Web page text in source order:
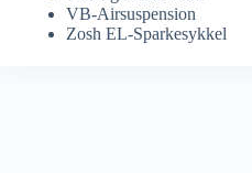
VB-Airsuspension
Zosh EL-Sparkesykkel